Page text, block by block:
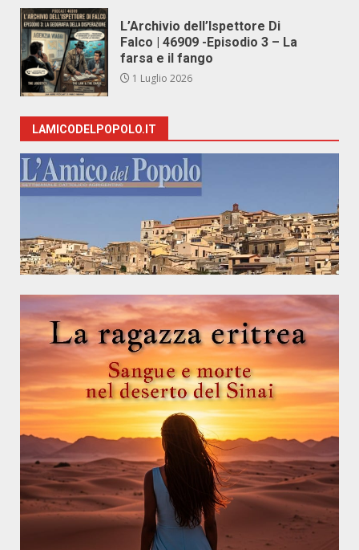
L’Archivio dell’Ispettore Di
Falco | 46909 -Episodio 3 – La
farsa e il fango
1 Luglio 2026
LAMICODELPOPOLO.IT